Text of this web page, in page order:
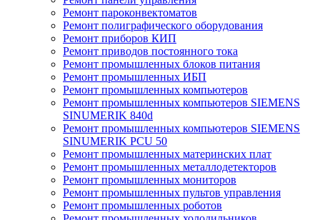
Ремонт пароконвектоматов
Ремонт полиграфического оборудования
Ремонт приборов КИП
Ремонт приводов постоянного тока
Ремонт промышленных блоков питания
Ремонт промышленных ИБП
Ремонт промышленных компьютеров
Ремонт промышленных компьютеров SIEMENS
SINUMERIK 840d
Ремонт промышленных компьютеров SIEMENS
SINUMERIK PCU 50
Ремонт промышленных материнских плат
Ремонт промышленных металлодетекторов
Ремонт промышленных мониторов
Ремонт промышленных пультов управления
Ремонт промышленных роботов